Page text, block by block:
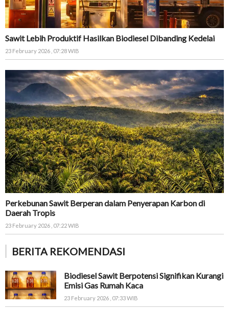
Sawit Lebih Produktif Hasilkan Biodiesel Dibanding Kedelai
23 February 2026 , 07:28 WIB
Perkebunan Sawit Berperan dalam Penyerapan Karbon di
Daerah Tropis
23 February 2026 , 07:22 WIB
BERITA REKOMENDASI
Biodiesel Sawit Berpotensi Signifikan Kurangi
Emisi Gas Rumah Kaca
23 February 2026 , 07:33 WIB